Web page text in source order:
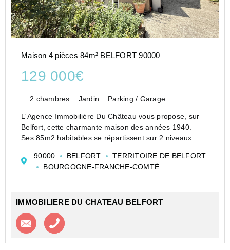
Maison 4 pièces 84m² BELFORT 90000
129 000€
2 chambres Jardin Parking / Garage
L'Agence Immobilière Du Château vous propose, sur
Belfort, cette charmante maison des années 1940.
Ses 85m2 habitables se répartissent sur 2 niveaux.
cuisine, ouverte sur une agréable pièce...
90000 BELFORT
TERRITOIRE DE BELFORT
BOURGOGNE-FRANCHE-COMTÉ
IMMOBILIERE DU CHATEAU BELFORT
Contacter l'agence